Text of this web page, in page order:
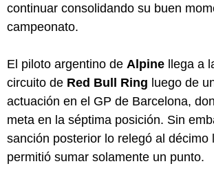
continuar consolidando su buen
campeonato.
El piloto argentino de Alpine llega a
circuito de Red Bull Ring luego de
actuación en el GP de Barcelona,
meta en la séptima posición. Sin
sanción posterior lo relegó al décimo
permitió sumar solamente un punto.